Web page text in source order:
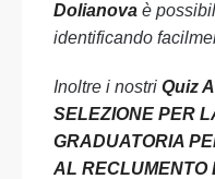
Dolianova è
identificando
Inoltre i nostri Quiz
SELEZIONE PER
GRADUATORIA
AL RECLUMENTO